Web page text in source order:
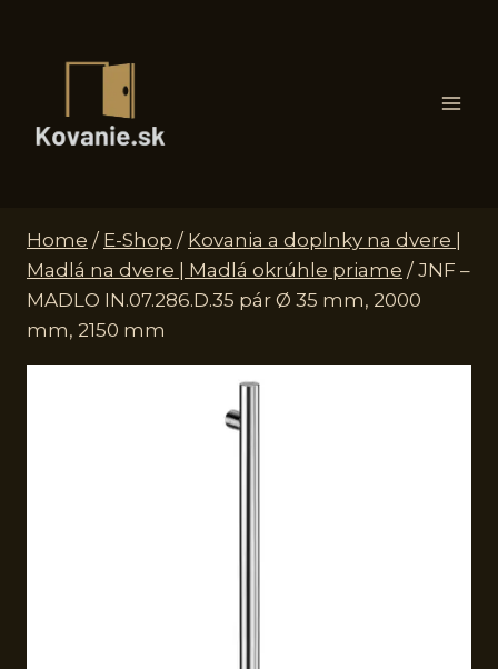
Home / E-Shop / Kovania a doplnky na dvere |
Madlá na dvere | Madlá okrúhle priame / JNF –
MADLO IN.07.286.D.35 pár Ø 35 mm, 2000
mm, 2150 mm